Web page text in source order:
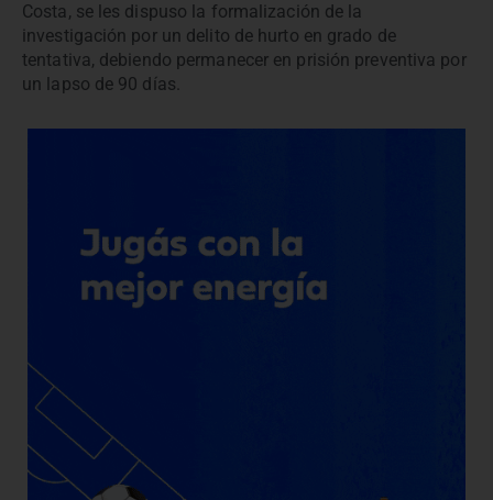
Costa, se les dispuso la formalización de la
investigación por un delito de hurto en grado de
tentativa, debiendo permanecer en prisión preventiva por
un lapso de 90 días.